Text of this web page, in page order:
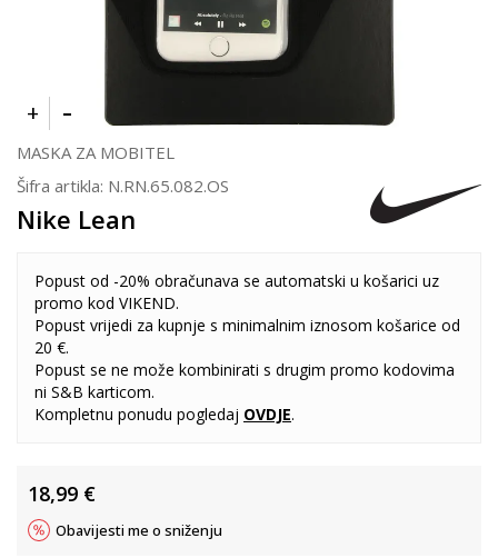
MASKA ZA MOBITEL
Šifra artikla: N.RN.65.082.OS
Nike Lean
Popust od -20% obračunava se automatski u košarici uz
promo kod VIKEND.
Popust vrijedi za kupnje s minimalnim iznosom košarice od
20 €.
Popust se ne može kombinirati s drugim promo kodovima
ni S&B karticom.
Kompletnu ponudu pogledaj OVDJE.
18,99 €
Obavijesti me o sniženju